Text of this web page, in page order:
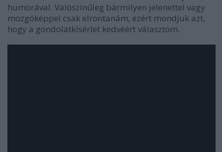
humorával. Valószínűleg bármilyen jelenettel vagy
mozgóképpel csak elrontanám, ezért mondjuk azt,
hogy a gondolatkísérlet kedvéért választom.